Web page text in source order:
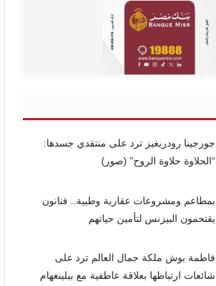
جورجينا رودريغيز ترد على منتقدي جسدها:
“الحلاوة حلاوة الروح” (صور)
بمطاعم ومشروعات عقارية وطبية.. فنانون
يقتحمون البيزنس لتأمين حياتهم
فاطمة بوش ملكة جمال العالم ترد على
شائعات ارتباطها بعلاقة عاطفية مع بيلينغهام